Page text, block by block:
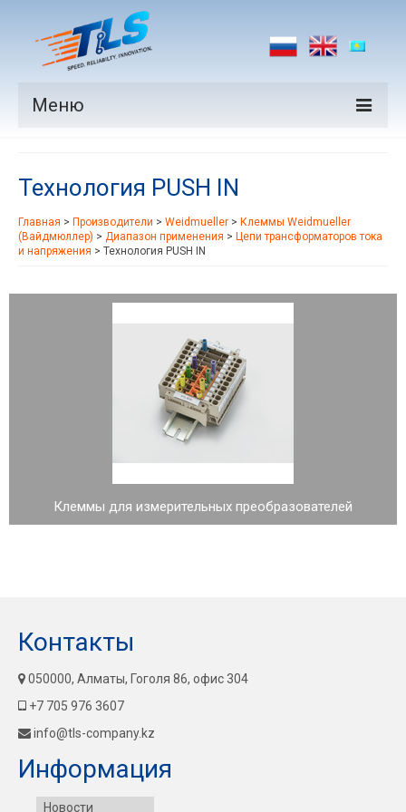
Меню
Производители
Рынки
Технология PUSH IN
Главная > Производители > Weidmueller > Клеммы Weidmueller
(Вайдмюллер) > Диапазон применения > Цепи трансформаторов тока
и напряжения > Технология PUSH IN
Клеммы для измерительных преобразователей
Контакты
050000, Алматы, Гоголя 86, офис 304
+7 705 976 3607
info@tls-company.kz
Информация
Новости